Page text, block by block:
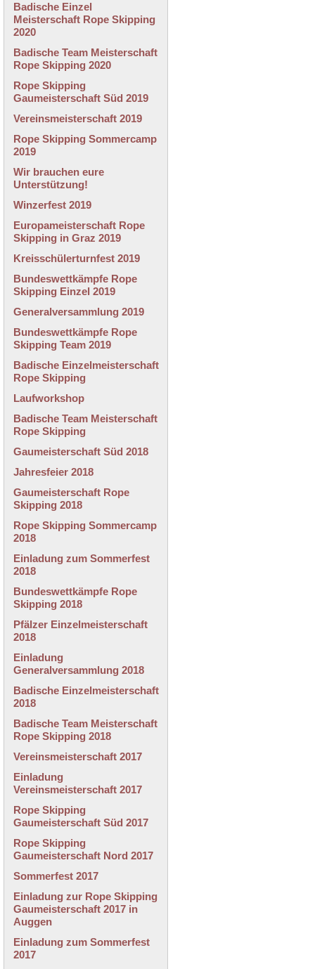
Badische Einzel
Meisterschaft Rope Skipping
2020
Badische Team Meisterschaft
Rope Skipping 2020
Rope Skipping
Gaumeisterschaft Süd 2019
Vereinsmeisterschaft 2019
Rope Skipping Sommercamp
2019
Wir brauchen eure
Unterstützung!
Winzerfest 2019
Europameisterschaft Rope
Skipping in Graz 2019
Kreisschülerturnfest 2019
Bundeswettkämpfe Rope
Skipping Einzel 2019
Generalversammlung 2019
Bundeswettkämpfe Rope
Skipping Team 2019
Badische Einzelmeisterschaft
Rope Skipping
Laufworkshop
Badische Team Meisterschaft
Rope Skipping
Gaumeisterschaft Süd 2018
Jahresfeier 2018
Gaumeisterschaft Rope
Skipping 2018
Rope Skipping Sommercamp
2018
Einladung zum Sommerfest
2018
Bundeswettkämpfe Rope
Skipping 2018
Pfälzer Einzelmeisterschaft
2018
Einladung
Generalversammlung 2018
Badische Einzelmeisterschaft
2018
Badische Team Meisterschaft
Rope Skipping 2018
Vereinsmeisterschaft 2017
Einladung
Vereinsmeisterschaft 2017
Rope Skipping
Gaumeisterschaft Süd 2017
Rope Skipping
Gaumeisterschaft Nord 2017
Sommerfest 2017
Einladung zur Rope Skipping
Gaumeisterschaft 2017 in
Auggen
Einladung zum Sommerfest
2017